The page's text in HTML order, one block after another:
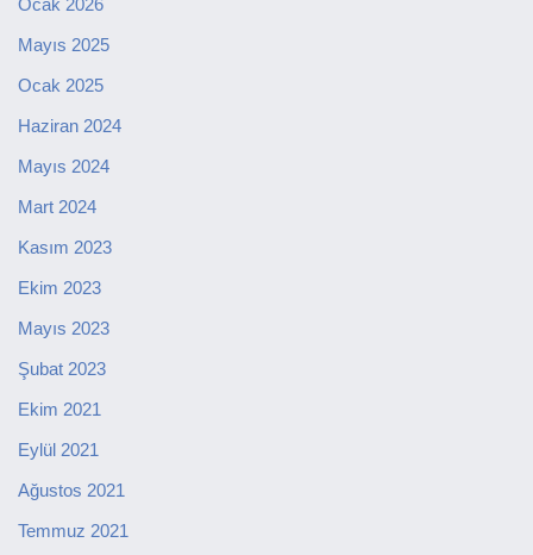
Ocak 2026
Mayıs 2025
Ocak 2025
Haziran 2024
Mayıs 2024
Mart 2024
Kasım 2023
Ekim 2023
Mayıs 2023
Şubat 2023
Ekim 2021
Eylül 2021
Ağustos 2021
Temmuz 2021